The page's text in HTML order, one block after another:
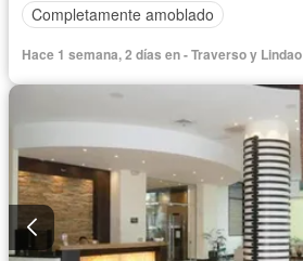
Completamente amoblado
Hace 1 semana, 2 días en - Traverso y Lindao